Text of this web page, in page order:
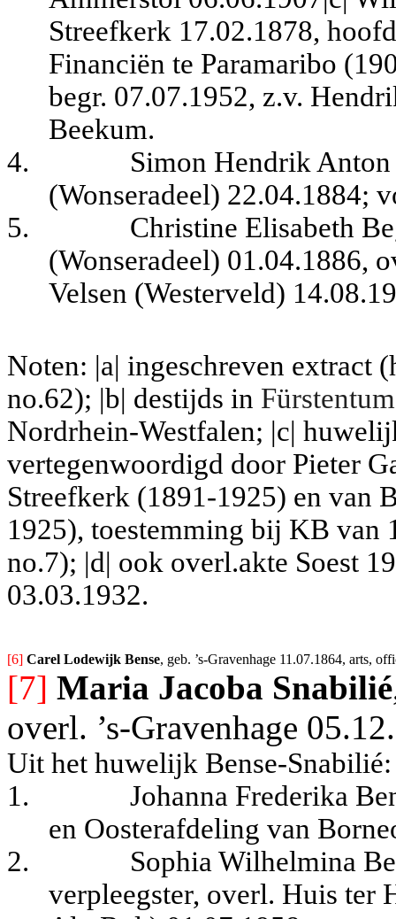
Streefkerk 17.02.1878,
Financiën te Paramaribo
begr. 07.07.1952, z.v.
Beekum.
4.
Simon Hendrik
(Wonseradeel) 22.04.1884;
5.
Christine Elisabeth
(Wonseradeel) 01.04.1886,
Velsen (Westerveld)
Noten: |a| ingeschreven extract
no.62); |b| destijds in
Nordrhein-Westfalen; |c|
vertegenwoordigd door Pieter
Streefkerk (1891-1925) en van
1925), toestemming bij KB van
no.7); |d| ook overl.akte Soest
03.03.1932.
[6] Carel Lodewijk Bense, geb. ’s-Gravenhage 11.07.1864, arts,
[7] Maria Jacoba Snabilié
overl. ’s-Gravenhage
Uit het huwelijk Bense-Snabilié:
1.
Johanna Frederika
en Oosterafdeling van
2.
Sophia Wilhelmina
verpleegster, overl. Huis ter